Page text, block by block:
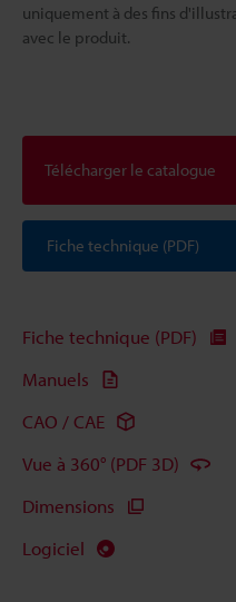
uniquement à des fins
avec le produit.
Télécharger le catalogue
Fiche technique (PDF)
Fiche technique (PDF)
Manuels
CAO / CAE
Vue à 360° (PDF 3D)
Dimensions
Logiciel